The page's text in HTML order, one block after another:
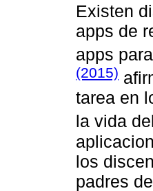
Existen
apps de
apps
(2015)
tarea en
la vida
los
padres